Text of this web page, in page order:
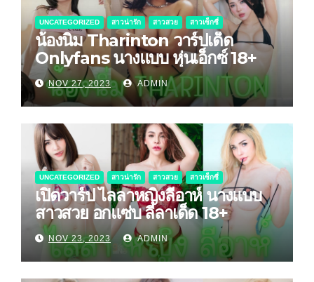
UNCATEGORIZED สาวน่ารัก สาวสวย สาวเซ็กซี่
น้องนิ่ม Tharinton วาร์ปเด็ด
Onlyfans นางแบบ หุ่นเอ็กซ์ 18+
NOV 27, 2023 ADMIN
UNCATEGORIZED สาวน่ารัก สาวสวย สาวเซ็กซี่
เปิดวาร์ป ไลลาหญิงลีอาห์ นางแบบ
สาวสวย อกแซ่บ ลีลาเด็ด 18+
NOV 23, 2023 ADMIN